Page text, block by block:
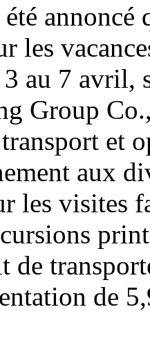
annoncé
les
au 7 avril,
Group
et
aux
les visites
de